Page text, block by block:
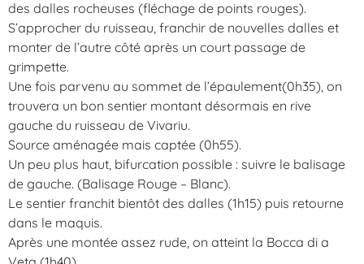
des dalles rocheuses (fléchage de points rouges).
S’approcher du ruisseau, franchir de nouvelles dalles et
monter de l’autre côté après un court passage de
grimpette.
Une fois parvenu au sommet de l’épaulement(0h35), on
trouvera un bon sentier montant désormais en rive
gauche du ruisseau de Vivariu.
Source aménagée mais captée (0h55).
Un peu plus haut, bifurcation possible : suivre le balisage
de gauche. (Balisage Rouge – Blanc).
Le sentier franchit bientôt des dalles (1h15) puis retourne
dans le maquis.
Après une montée assez rude, on atteint la Bocca di a